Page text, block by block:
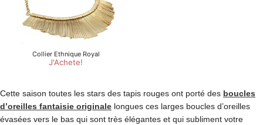
Cette saison toutes les stars des tapis rouges ont porté des boucles
d’oreilles fantaisie originale longues ces larges boucles d’oreilles
évasées vers le bas qui sont très élégantes et qui subliment votre